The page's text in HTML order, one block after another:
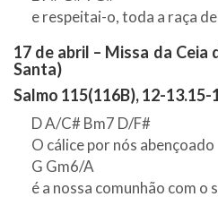
e respeitai-o, toda a raça
17 de abril – Missa da
Santa)
Salmo 115(116B), 12-
D A/C# Bm7 D/F#
O cálice por nós abençoado
G Gm6/A
é a nossa comunhão com o